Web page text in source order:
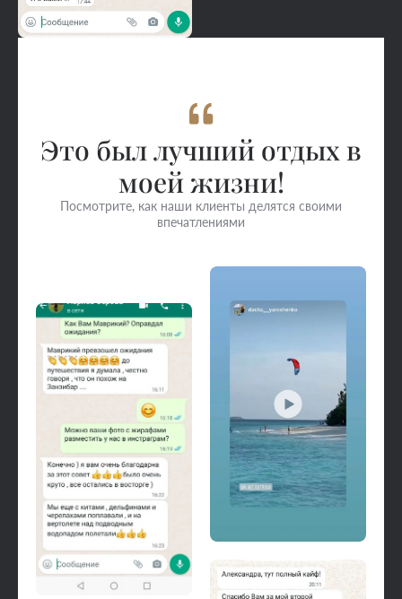
Это был лучший отдых в
моей жизни!
Посмотрите, как наши клиенты делятся своими
впечатлениями